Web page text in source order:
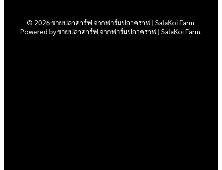
© 2026 ขายปลาคาร์ฟ จากฟาร์มปลาคราฟ | SalaKoi Farm.
Powered by ขายปลาคาร์ฟ จากฟาร์มปลาคราฟ | SalaKoi Farm.